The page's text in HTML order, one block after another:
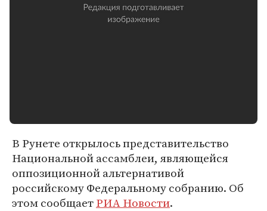
В Рунете открылось представительство
Национальной ассамблеи, являющейся
оппозиционной альтернативой
российскому Федеральному собранию. Об
этом сообщаетРИА Новости.